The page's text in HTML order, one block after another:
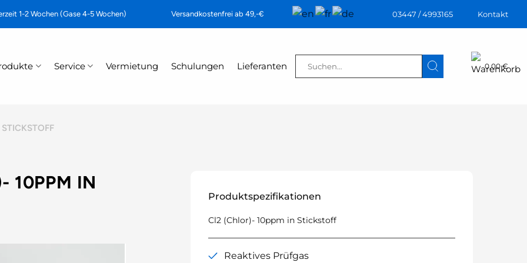
1-2 Wochen (Gase 4-5 Wochen) Versandkostenfrei ab 49,-€ 03447 / 4993165 Kontakt
Service Vermietung Schulungen Lieferanten
Suchen
nach:
0,00€
10PPM IN
Produktspezifikationen
Cl2 (Chlor)- 10ppm in Stickstoff
Reaktives Prüfgas